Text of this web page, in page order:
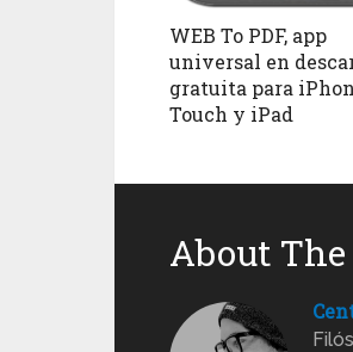
WEB To PDF, app
universal en
gratuita para
Touch y iPad
About